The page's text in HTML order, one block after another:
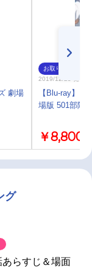
劇場
お取り寄せ
2019/12/25 発売
【Blu-ray】
場版 501部隊
￥8,800
グ
あらすじ＆場面